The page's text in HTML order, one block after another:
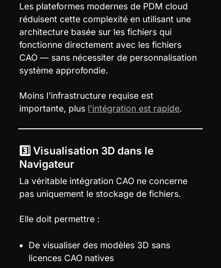
Les plateformes modernes de PDM cloud
réduisent cette complexité en utilisant une
architecture basée sur les fichiers qui
fonctionne directement avec les fichiers
CAO — sans nécessiter de personnalisation
système approfondie.
Moins l'infrastructure requise est
importante, plus l'intégration est rapide.
3️⃣ Visualisation 3D dans le
Navigateur
La véritable intégration CAO ne concerne
pas uniquement le stockage de fichiers.
Elle doit permettre :
De visualiser des modèles 3D sans
licences CAO natives